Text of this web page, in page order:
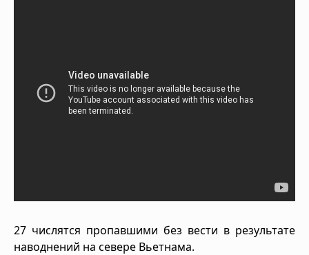
27 числятся пропавшими без вести в результате
наводнений на севере Вьетнама.